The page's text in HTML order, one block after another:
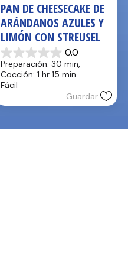
PAN DE CHEESECAKE DE
ARÁNDANOS AZULES Y
LIMÓN CON STREUSEL
0.0
0.0
de
5
estrellas.
Preparación: 30 min,
Cocción: 1 hr 15 min
Fácil
Guardar